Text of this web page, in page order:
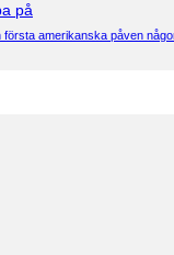
på
första amerikanska påven